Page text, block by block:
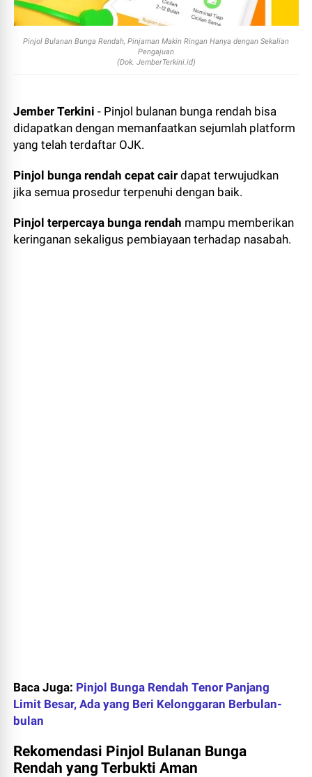
Pinjol Bulanan Bunga Rendah, Pinjaman Makin Ringan Hanya dengan Sekalian
Pengajuan
(Dok. JemberTerkini.id)
Jember Terkini - Pinjol bulanan bunga rendah bisa
didapatkan dengan memanfaatkan sejumlah platform
yang telah terdaftar OJK.
Pinjol bunga rendah cepat cairdapat terwujudkan
jika semua prosedur terpenuhi dengan baik.
Pinjol terpercaya bunga rendah mampu memberikan
keringanan sekaligus pembiayaan terhadap nasabah.
Baca Juga: Pinjol Bunga Rendah Tenor Panjang
Limit Besar, Ada yang Beri Kelonggaran Berbulan-
bulan
Rekomendasi Pinjol Bulanan Bunga
Rendah yang Terbukti Aman